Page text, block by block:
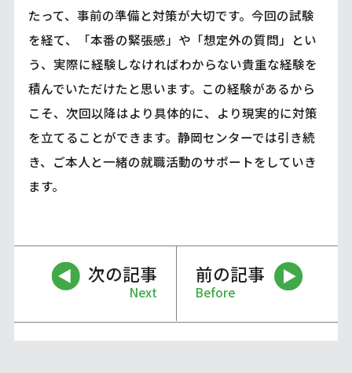
たって、事前の準備と対策が大切です。今回の試験
を経て、「本番の緊張感」や「想定外の質問」とい
う、実際に経験しなければわからない貴重な経験を
積んでいただけたと思います。この経験があるから
こそ、次回以降はより具体的に、より現実的に対策
を立てることができます。静岡センターでは引き続
き、ご本人と一緒の就職活動のサポートをしていき
ます。
次の記事
Next
前の記事
Before